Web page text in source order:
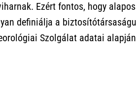
Ezért fontos, hogy
definiálja a
Szolgálat adatai